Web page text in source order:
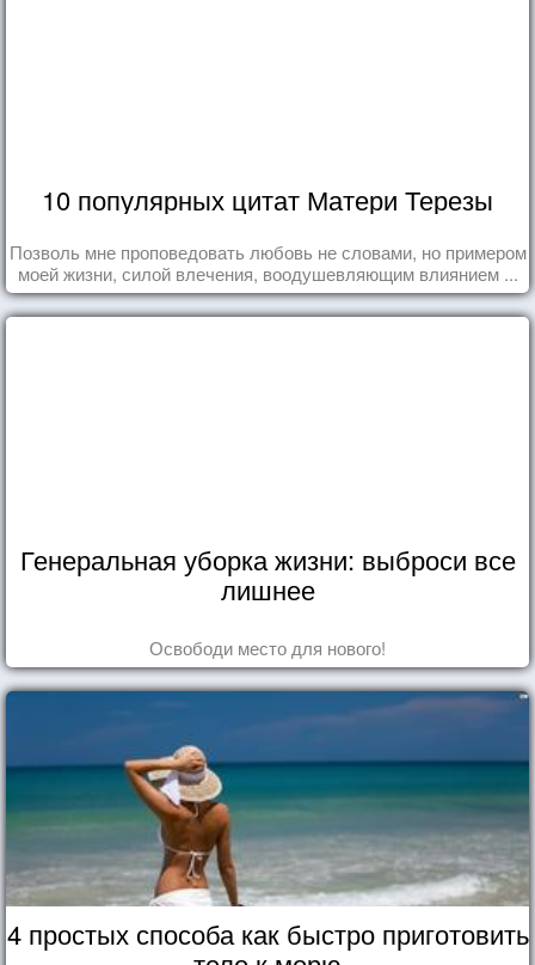
10 популярных цитат Матери Терезы
Позволь мне проповедовать любовь не словами, но примером
моей жизни, силой влечения, воодушевляющим влиянием ...
Генеральная уборка жизни: выброси все
лишнее
Освободи место для нового!
4 простых способа как быстро приготовить